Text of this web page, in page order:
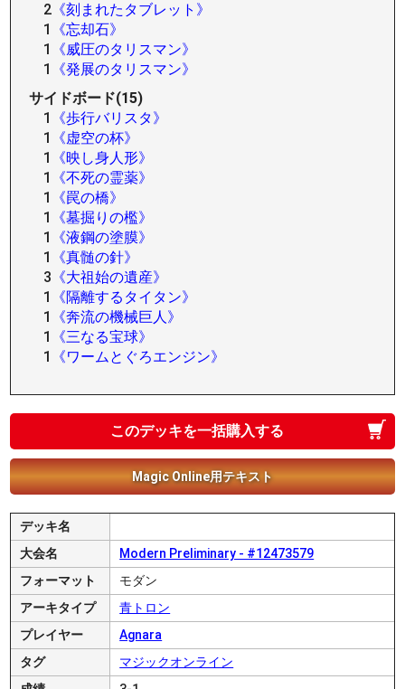
2 《刻まれたタブレット》
1
《忘却石》
1
《威圧のタリスマン》
1
《発展のタリスマン》
サイドボード(15)
1
《歩行バリスタ》
1
《虚空の杯》
1
《映し身人形》
1
《不死の霊薬》
1
《罠の橋》
1
《墓掘りの檻》
1
《液鋼の塗膜》
1
《真髄の針》
3 《大祖始の遺産》
1
《隔離するタイタン》
1
《奔流の機械巨人》
1
《三なる宝球》
1
《ワームとぐろエンジン》
このデッキを一括購入する
Magic Online用テキスト
デッキ名
大会名
Modern Preliminary - #12473579
フォーマット
モダン
アーキタイプ
青トロン
プレイヤー
Agnara
タグ
マジックオンライン